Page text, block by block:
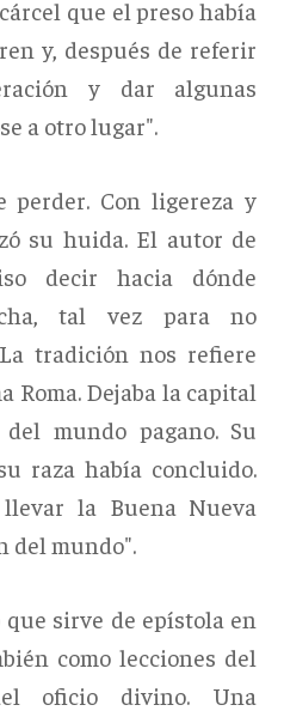
que el preso había
y, después de referir
y dar algunas
a otro lugar".
perder. Con ligereza y
su huida. El autor de
decir hacia dónde
tal vez para no
tradición nos refiere
Roma. Dejaba la capital
mundo pagano. Su
raza había concluido.
la Buena Nueva
del mundo".
sirve de epístola en
como lecciones del
oficio divino. Una